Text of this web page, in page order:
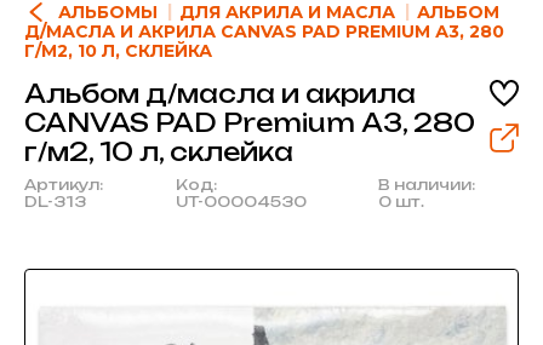
АЛЬБОМЫ ДЛЯ АКРИЛА И МАСЛА
АЛЬБОМ
Д/МАСЛА И АКРИЛА CANVAS PAD PREMIUM А3, 280
Г/М2, 10 Л, СКЛЕЙКА
Альбом д/масла и акрила
CANVAS PAD Premium А3, 280
г/м2, 10 л, склейка
Артикул:
DL-313
Код:
UT-00004530
В наличии:
0 шт.